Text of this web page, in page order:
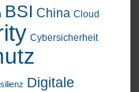
BSI China Cloud
Cybersicherheit
Digitale